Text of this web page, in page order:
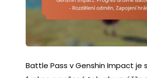
Battle Pass v Genshin Impact je